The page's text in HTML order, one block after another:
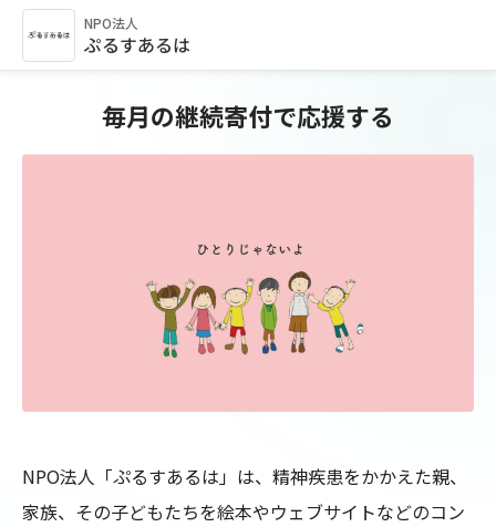
NPO法人
ぷるすあるは
毎月の継続寄付で応援する
NPO法人「ぷるすあるは」は、精神疾患をかかえた親、
家族、その子どもたちを絵本やウェブサイトなどのコン